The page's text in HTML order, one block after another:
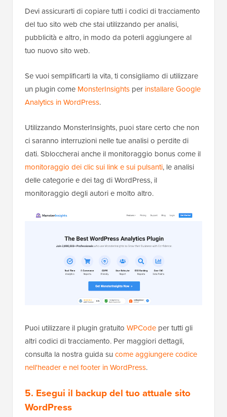
Devi assicurarti di copiare tutti i codici di tracciamento
del tuo sito web che stai utilizzando per analisi,
pubblicità e altro, in modo da poterli aggiungere al
tuo nuovo sito web.
Se vuoi semplificarti la vita, ti consigliamo di utilizzare
un plugin come MonsterInsights per installare Google
Analytics in WordPress.
Utilizzando MonsterInsights, puoi stare certo che non
ci saranno interruzioni nelle tue analisi o perdite di
dati. Sbloccherai anche il monitoraggio bonus come il
monitoraggio dei clic sui link e sui pulsanti, le analisi
delle categorie e dei tag di WordPress, il
monitoraggio degli autori e molto altro.
Puoi utilizzare il plugin gratuito WPCode per tutti gli
altri codici di tracciamento. Per maggiori dettagli,
consulta la nostra guida su come aggiungere codice
nell'header e nel footer in WordPress.
5. Esegui il backup del tuo attuale sito
WordPress